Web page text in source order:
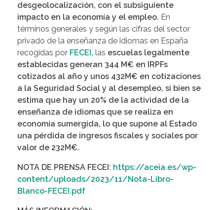
desgeolocalización, con el subsiguiente
impacto en la economía y el empleo. En
términos generales y según las cifras del sector
privado de la enseñanza de idiomas en España
recogidas por FECEI, las escuelas legalmente
establecidas generan 344 M€ en IRPFs
cotizados al año y unos 432M€ en cotizaciones
a la Seguridad Social y al desempleo, si bien se
estima que hay un 20% de la actividad de la
enseñanza de idiomas que se realiza en
economía sumergida, lo que supone al Estado
una pérdida de ingresos fiscales y sociales por
valor de 232M€.
NOTA DE PRENSA FECEI: https://aceia.es/wp-
content/uploads/2023/11/Nota-Libro-
Blanco-FECEI.pdf